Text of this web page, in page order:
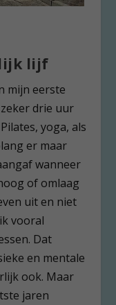
lijf
mijn eerste
drie uur
yoga, als
er maar
wanneer
of omlaag
uit en niet
vooral
Dat
en mentale
ook. Maar
jaren